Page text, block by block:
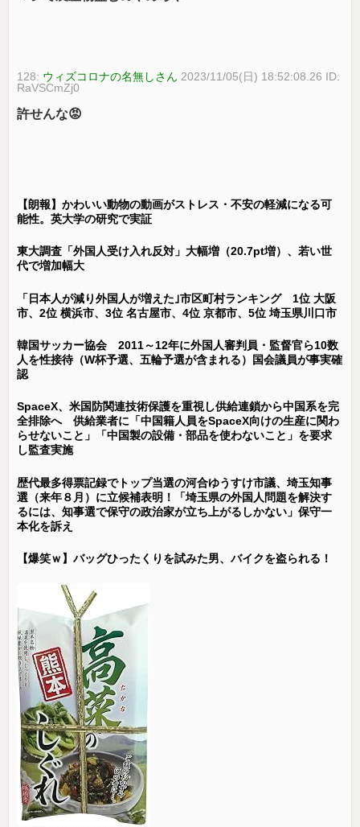
128: ウィズコロナの名無しさん 2023/11/05(日) 18:52:08.26 ID:
RaVSCmZj0
許せんな😡
【朗報】かわいい動物の動画がストレス・不安の軽減になる可
能性。英大学の研究で実証
東大調査「外国人受け入れ反対」大幅増（20.7pt増）、若い世
代で増加幅大
「日本人が減り外国人が増えた｣市区町村ランキング 1位 大阪
市、2位 横浜市、3位 名古屋市、4位 京都市、5位 埼玉県川口市
韓国サッカー協会 2011～12年に外国人審判員・監督官ら10数
人を性接待（W杯予選、五輪予選が含まれる）国会議員が事実確
認
SpaceX、米国防関連技術保護を重視し供給連鎖から中国系を完
全排除へ 供給業者に「中国籍人員をSpaceX向けの生産に関わ
らせないこと」「中国製の設備・部品を使わないこと」を要求
し監査実施
歴代最多得票記録でトップ当選の河合ゆうすけ市議、埼玉知事
選（来年８月）に立候補表明！「埼玉県の外国人問題を解決す
るには、知事選で保守の政治家が立ち上がるしかない」保守一
本化を訴え
【爆笑ｗ】バッグひったくりを試みた男、バイクを盗られる！